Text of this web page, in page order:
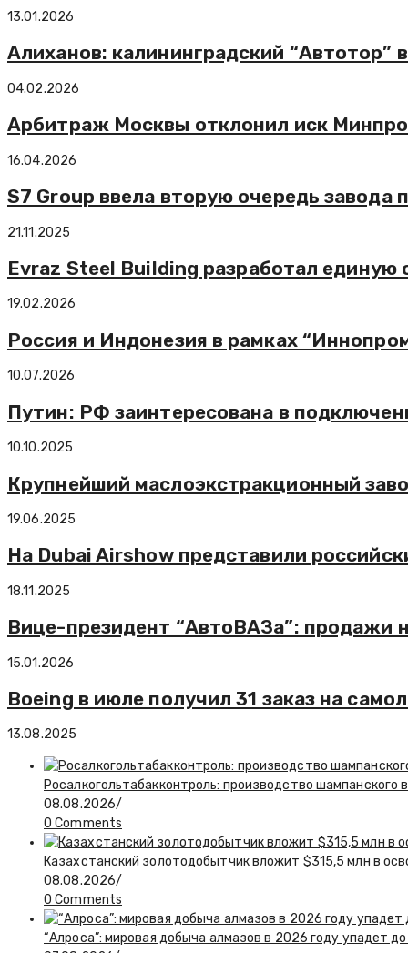
13.01.2026
Алиханов: калининградский “Автотор”
04.02.2026
Арбитраж Москвы отклонил иск
16.04.2026
S7 Group ввела вторую очередь завода
21.11.2025
Evraz Steel Building разработал единую
19.02.2026
Россия и Индонезия в рамках
10.07.2026
Путин: РФ заинтересована в
10.10.2025
Крупнейший маслоэкстракционный
19.06.2025
На Dubai Airshow представили
18.11.2025
Вице-президент “АвтоВАЗа”: продажи
15.01.2026
Boeing в июле получил 31 заказ на
13.08.2025
Росалкогольтабакконтроль: производство шампанского
08.08.2026/
0 Comments
Казахстанский золотодобытчик вложит $315,5 млн в
08.08.2026/
0 Comments
“Алроса”: мировая добыча алмазов в 2026 году упадет